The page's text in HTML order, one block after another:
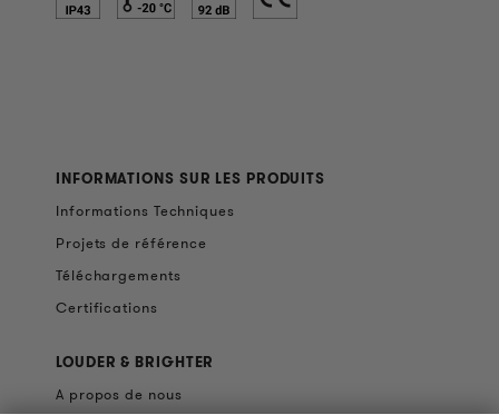
INFORMATIONS SUR LES PRODUITS
Informations Techniques
Projets de référence
Téléchargements
Certifications
LOUDER & BRIGHTER
A propos de nous